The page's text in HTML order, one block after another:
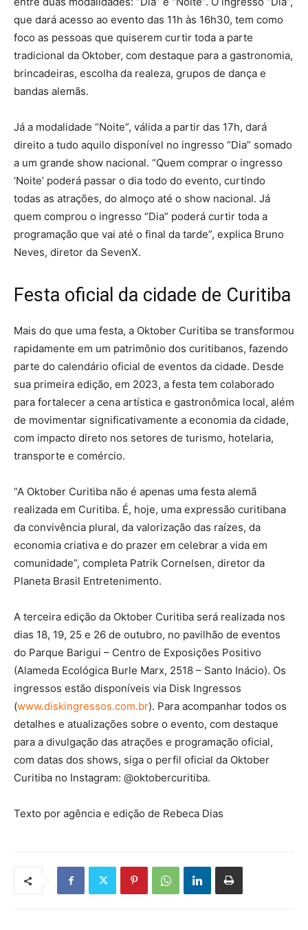
que dará acesso ao evento das 11h às 16h30, tem como
foco as pessoas que quiserem curtir toda a parte
tradicional da Oktober, com destaque para a gastronomia,
brincadeiras, escolha da realeza, grupos de dança e
bandas alemãs.
Já a modalidade “Noite”, válida a partir das 17h, dará
direito a tudo aquilo disponível no ingresso “Dia” somado
a um grande show nacional. “Quem comprar o ingresso
‘Noite’ poderá passar o dia todo do evento, curtindo
todas as atrações, do almoço até o show nacional. Já
quem comprou o ingresso “Dia” poderá curtir toda a
programação que vai até o final da tarde”, explica Bruno
Neves, diretor da SevenX.
Festa oficial da cidade de Curitiba
Mais do que uma festa, a Oktober Curitiba se transformou
rapidamente em um patrimônio dos curitibanos, fazendo
parte do calendário oficial de eventos da cidade. Desde
sua primeira edição, em 2023, a festa tem colaborado
para fortalecer a cena artística e gastronômica local, além
de movimentar significativamente a economia da cidade,
com impacto direto nos setores de turismo, hotelaria,
transporte e comércio.
“A Oktober Curitiba não é apenas uma festa alemã
realizada em Curitiba. É, hoje, uma expressão curitibana
da convivência plural, da valorização das raízes, da
economia criativa e do prazer em celebrar a vida em
comunidade”, completa Patrik Cornelsen, diretor da
Planeta Brasil Entretenimento.
A terceira edição da Oktober Curitiba será realizada nos
dias 18, 19, 25 e 26 de outubro, no pavilhão de eventos
do Parque Barigui – Centro de Exposições Positivo
(Alameda Ecológica Burle Marx, 2518 – Santo Inácio). Os
ingressos estão disponíveis via Disk Ingressos
(www.diskingressos.com.br). Para acompanhar todos os
detalhes e atualizações sobre o evento, com destaque
para a divulgação das atrações e programação oficial,
com datas dos shows, siga o perfil oficial da Oktober
Curitiba no Instagram: @oktobercuritiba.
Texto por agência e edição de Rebeca Dias